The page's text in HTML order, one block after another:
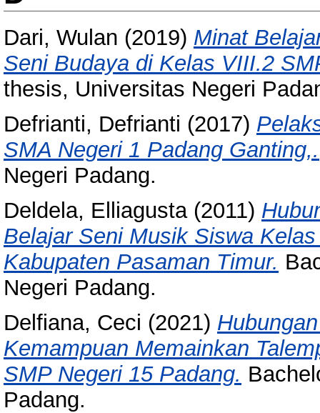
Dari, Wulan (2019) Minat
Seni Budaya di Kelas VIII.2
thesis, Universitas Negeri
Defrianti, Defrianti (2017)
SMA Negeri 1 Padang Ganting,.
Negeri Padang.
Deldela, Elliagusta(2011)
Belajar Seni Musik Siswa
Kabupaten Pasaman Timur.
Negeri Padang.
Delfiana, Ceci (2021)
Kemampuan Memainkan
SMP Negeri 15 Padang.
Padang.